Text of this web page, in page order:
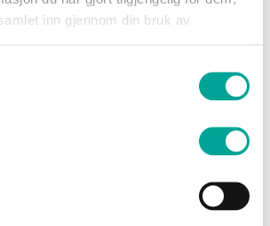
inn gjennom din bruk av